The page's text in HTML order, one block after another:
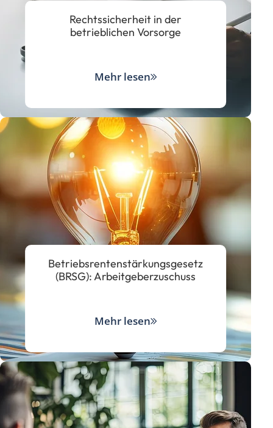
Rechtssicherheit in der
betrieblichen Vorsorge
Mehr lesen
Betriebsrentenstärkungsgesetz
(BRSG): Arbeitgeberzuschuss
Mehr lesen